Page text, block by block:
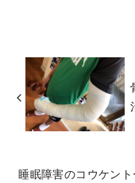
睡眠障害のコウケン